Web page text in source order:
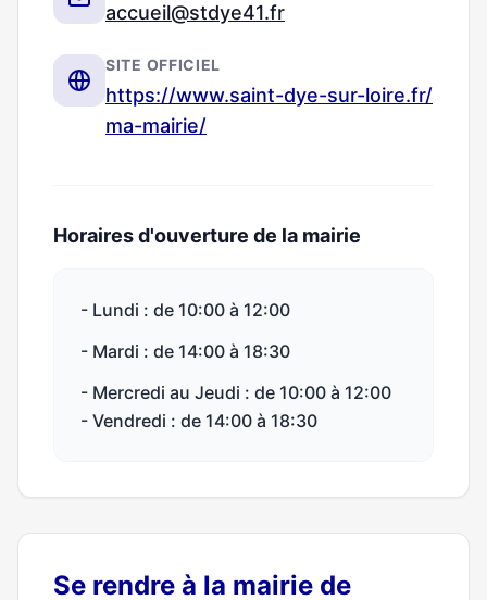
accueil@stdye41.fr
SITE OFFICIEL
https://www.saint-dye-sur-loire.fr/
ma-mairie/
Horaires d'ouverture de la mairie
- Lundi : de 10:00 à 12:00
- Mardi : de 14:00 à 18:30
- Mercredi au Jeudi : de 10:00 à 12:00
- Vendredi : de 14:00 à 18:30
Se rendre à la mairie de